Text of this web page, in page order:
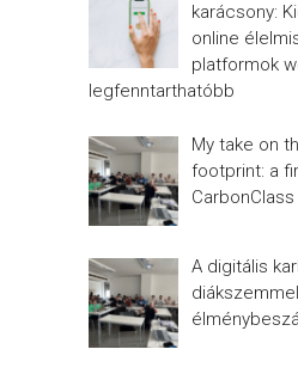
karácsony:
online
platformok
legfenntarthatóbb
My take on
footprint: a
A digitális